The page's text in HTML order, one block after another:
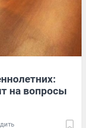
на вопросы